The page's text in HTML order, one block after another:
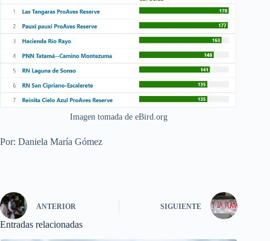
Imagen tomada de eBird.org
Por: Daniela María Gómez
ANTERIOR SIGUIENTE
Entradas relacionadas